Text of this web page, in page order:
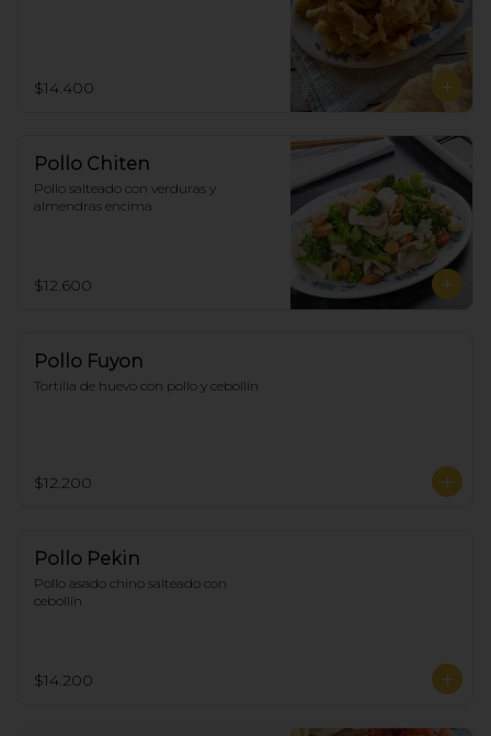
$14.400
Pollo Chiten
Pollo salteado con verduras y
almendras encima
$12.600
Pollo Fuyon
Tortilla de huevo con pollo y cebollín
$12.200
Pollo Pekin
Pollo asado chino salteado con
cebollín
$14.200